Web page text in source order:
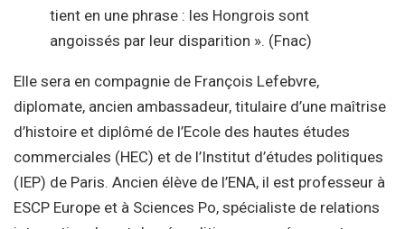
tient en une phrase : les Hongrois sont
angoissés par leur disparition ». (Fnac)
Elle sera en compagnie de François Lefebvre,
diplomate, ancien ambassadeur, titulaire d’une maîtrise
d’histoire et diplômé de l’Ecole des hautes études
commerciales (HEC) et de l’Institut d’études politiques
(IEP) de Paris. Ancien élève de l’ENA, il est professeur à
ESCP Europe et à Sciences Po, spécialiste de relations